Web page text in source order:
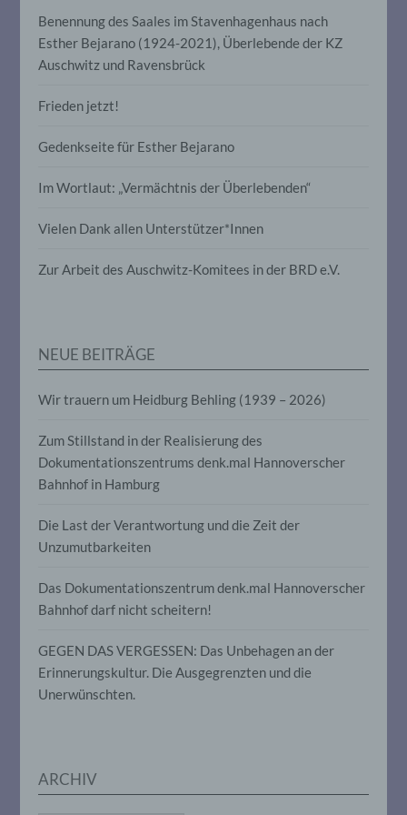
Benennung des Saales im Stavenhagenhaus nach
Esther Bejarano (1924-2021), Überlebende der KZ
Auschwitz und Ravensbrück
Frieden jetzt!
Gedenkseite für Esther Bejarano
Im Wortlaut: „Vermächtnis der Überlebenden“
Vielen Dank allen Unterstützer*Innen
Zur Arbeit des Auschwitz-Komitees in der BRD e.V.
NEUE BEITRÄGE
Wir trauern um Heidburg Behling (1939 – 2026)
Zum Stillstand in der Realisierung des
Dokumentationszentrums denk.mal Hannoverscher
Bahnhof in Hamburg
Die Last der Verantwortung und die Zeit der
Unzumutbarkeiten
Das Dokumentationszentrum denk.mal Hannoverscher
Bahnhof darf nicht scheitern!
GEGEN DAS VERGESSEN: Das Unbehagen an der
Erinnerungskultur. Die Ausgegrenzten und die
Unerwünschten.
ARCHIV
Verbreitung oder eine andere Form der
Bereitstellung, den Abgleich oder die
Verknüpfung, die Einschränkung, das
Löschen oder die Vernichtung.
Markierung gespeicherter
ihre künftige Verarbeitung einzuschränken.
die darin besteht, dass diese
personenbezogenen Daten verwendet
Aspekte, die sich auf eine natürliche
insbesondere, um Aspekte bezüglich
Arbeitsleistung, wirtschaftlicher Lage,
Gesundheit, persönlicher Vorlieben,
Interessen, Zuverlässigkeit, Verhalten,
natürlichen Person zu analysieren oder
vorherzusagen.
f) Pseudonymisierung
personenbezogener Daten in einer Weise,
auf welche die personenbezogenen Daten
ohne Hinzuziehung zusätzlicher
Informationen nicht mehr einer
organisatorischen Maßnahmen
unterliegen, die gewährleisten, dass die